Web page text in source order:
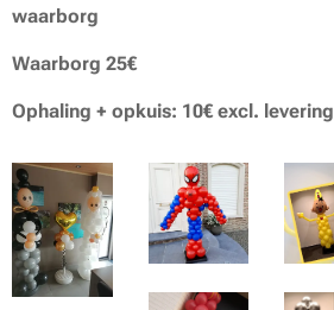
waarborg
Waarborg 25€
Ophaling + opkuis: 10€ excl. levering